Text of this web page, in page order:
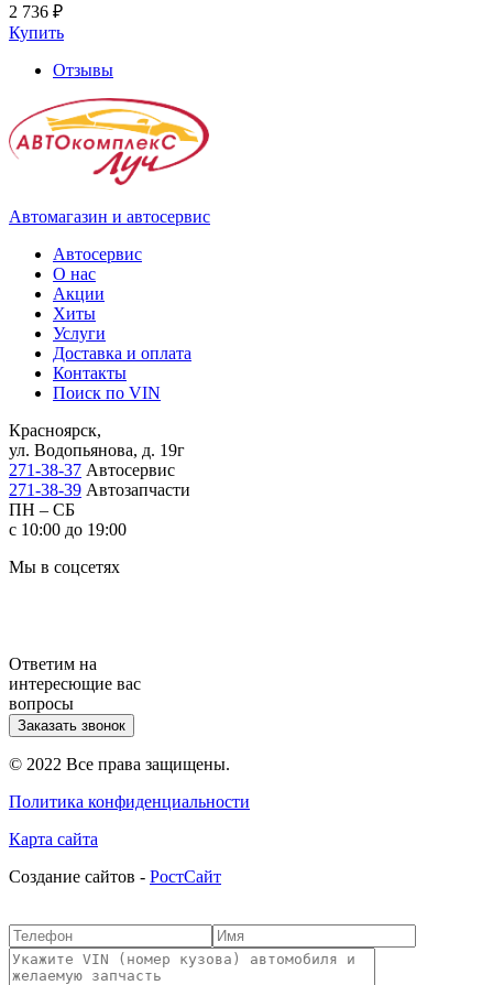
2 736 ₽
Купить
Отзывы
Автомагазин и автосервис
Автосервис
О нас
Акции
Хиты
Услуги
Доставка и оплата
Контакты
Поиск по VIN
Красноярск,
ул. Водопьянова, д. 19г
271-38-37 Автосервис
271-38-39 Автозапчасти
ПН – СБ
с 10:00 до 19:00
Мы в соцсетях
Ответим на
интересющие вас
вопросы
Заказать звонок
© 2022 Все права защищены.
Политика конфиденциальности
Карта сайта
Cоздание сайтов - РостСайт